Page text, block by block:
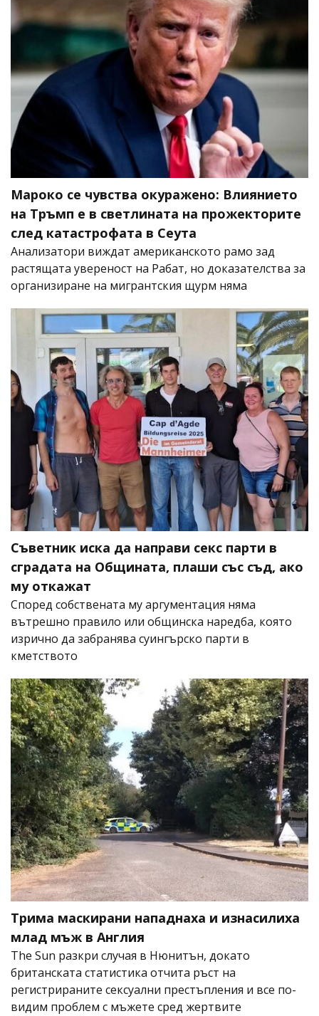
Мароко се чувства окуражено: Влиянието
на Тръмп е в светлината на прожекторите
след катастрофата в Сеута
Анализатори виждат американското рамо зад
растящата увереност на Рабат, но доказателства за
организиране на мигрантския щурм няма
Съветник иска да направи секс парти в
сградата на Общината, плаши със съд, ако
му откажат
Според собствената му аргументация няма
вътрешно правило или общинска наредба, която
изрично да забранява суингърско парти в
кметството
Трима маскирани нападнаха и изнасилиха
млад мъж в Англия
The Sun разкри случая в Нюнитън, докато
британската статистика отчита ръст на
регистрираните сексуални престъпления и все по-
видим проблем с мъжете сред жертвите